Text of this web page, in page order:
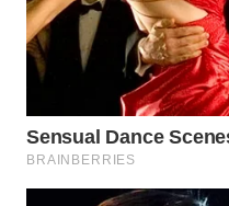
WN
MALUKU
WN
MALUT